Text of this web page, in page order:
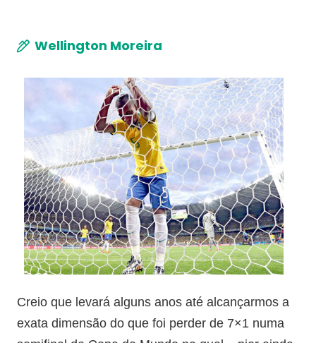
Wellington Moreira
Creio que levará alguns anos até alcançarmos a
exata dimensão do que foi perder de 7×1 numa